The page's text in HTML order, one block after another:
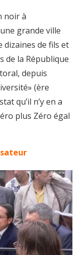
noir à
grande ville
dizaines de fils et
de la République
depuis
(ère
qu’il n’y en a
plus Zéro égal